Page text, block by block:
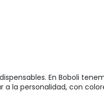
En Boboli
la personalidad, con